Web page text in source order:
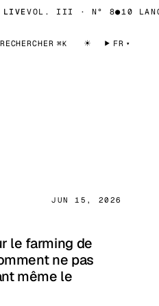
VOL. III · N° 8 ●10
RECHERCHER ⌘K ☀ FR
JUN 15, 2026
le farming de
ne pas
même le